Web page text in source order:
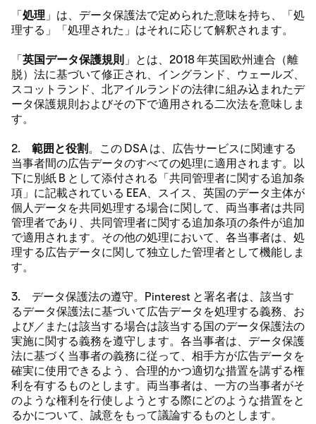
「処理 」は、データ保護法で定められた意味を持ち、「処
理する」「処理された」はそれに応じて解釈されます。
「英国データ保護規則 」とは、2018 年英国欧州連合（離
脱）法に基づいて修正され、イングランド、ウェールズ、
スコットランド、北アイルランドの法律に組み込まれたデ
ータ保護規則およびその下で適用される二次法を意味しま
す。
2. 範囲と役割 。この DSA は、広告サービスに関連する
当事者間の広告データのすべての処理に適用されます。以
下に別紙 B として添付される「共同管理者に関する追加条
項」に記載されている EEA、スイス、英国のデータ主体が
個人データを共同処理する場合に関して、両当事者は共同
管理者であり、共同管理者に関する追加条項の条件が追加
で適用されます。その他の処理において、各当事者は、処
理する広告データに関して独立した管理者として機能しま
す。
3. データ保護法の遵守。Pinterest と署名者は、該当す
るデータ保護法に基づいて広告データを処理する義務、お
よび／または該当する場合は該当する国のデータ保護法の
実施に関する義務を遵守します。各当事者は、データ保護
法に基づく当事者の義務に従って、相手方が広告データを
確実に使用できるよう、合理的かつ適切な措置を講ずる権
利を有するものとします。両当事者は、一方の当事者がそ
のような権利を行使しようとする際にどのような措置をと
るかについて、誠意をもって議論するものとします。